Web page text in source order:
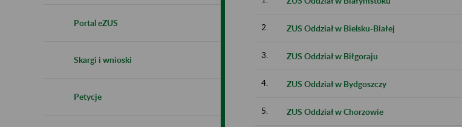
Portal eZUS
Skargi i wnioski
Petycje
2. ZUS Oddział w Bielsku-Białej
3. ZUS Oddział w Biłgoraju
4. ZUS Oddział w Bydgoszczy
5. ZUS Oddział w Chorzowie